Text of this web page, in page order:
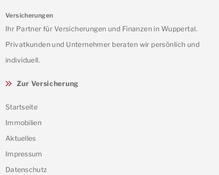
Versicherungen
Ihr Partner für Versicherungen und Finanzen in Wuppertal.
Privatkunden und Unternehmer beraten wir persönlich und
individuell.
Zur Versicherung
Startseite
Immobilien
Aktuelles
Impressum
Datenschutz